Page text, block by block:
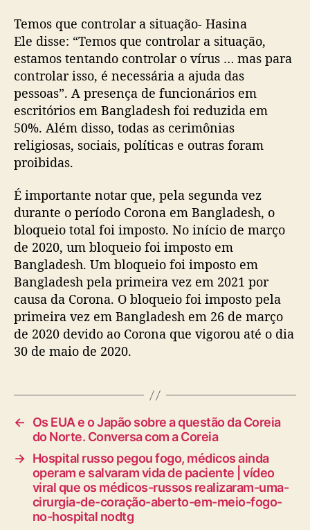
Temos que controlar a situação- Hasina
Ele disse: “Temos que controlar a situação,
estamos tentando controlar o vírus … mas para
controlar isso, é necessária a ajuda das
pessoas”. A presença de funcionários em
escritórios em Bangladesh foi reduzida em
50%. Além disso, todas as cerimônias
religiosas, sociais, políticas e outras foram
proibidas.
É importante notar que, pela segunda vez
durante o período Corona em Bangladesh, o
bloqueio total foi imposto. No início de março
de 2020, um bloqueio foi imposto em
Bangladesh. Um bloqueio foi imposto em
Bangladesh pela primeira vez em 2021 por
causa da Corona. O bloqueio foi imposto pela
primeira vez em Bangladesh em 26 de março
de 2020 devido ao Corona que vigorou até o dia
30 de maio de 2020.
←
Os EUA e o Japão sobre a questão da Coreia
do Norte. Conversa com a Coreia
→ Hospital russo pegou fogo, médicos ainda
operam e salvaram vida de paciente | vídeo
viral que os médicos-russos realizaram-uma-
cirurgia-de-coração-aberto-em-meio-fogo-
no-hospital nodtg